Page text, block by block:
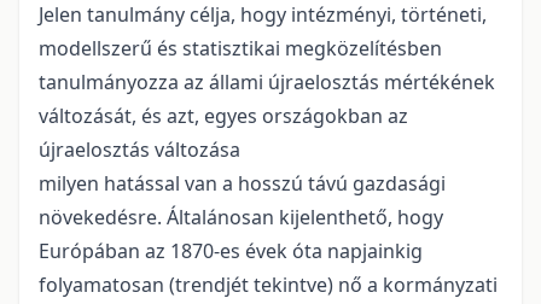
Jelen tanulmány célja, hogy intézményi, történeti,
modellszerű és statisztikai megközelítésben
tanulmányozza az állami újraelosztás mértékének
változását, és azt, egyes országokban az
újraelosztás változása
milyen hatással van a hosszú távú gazdasági
növekedésre. Általánosan kijelenthető, hogy
Európában az 1870-es évek óta napjainkig
folyamatosan (trendjét tekintve) nő a kormányzati